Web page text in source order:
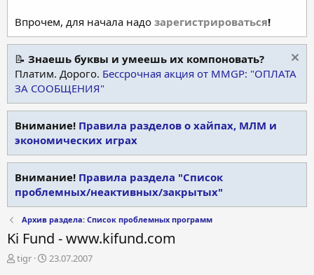
Впрочем, для начала надо зарегистрироваться!
📝 Знаешь буквы и умеешь их компоновать?
Платим. Дорого. Бессрочная акция от MMGP: "ОПЛАТА
ЗА СООБЩЕНИЯ"
Внимание! Правила разделов о хайпах, МЛМ и
экономических играх
Внимание! Правила раздела "Список
проблемных/неактивных/закрытых"
Архив раздела: Список проблемных программ
Ki Fund - www.kifund.com
А
tigr
Д
23.07.2007